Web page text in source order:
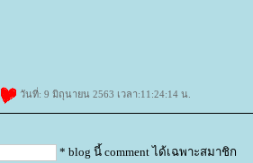
วันที่: 9 มิถุนายน 2563 เวลา:11:24:14 น.
* blog นี้ comment ได้เฉพาะสมาชิก